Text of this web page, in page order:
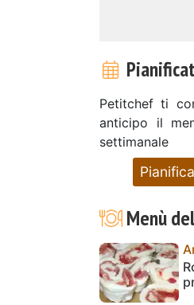
Petitchef ti
anticipo il
settimanale
Menù